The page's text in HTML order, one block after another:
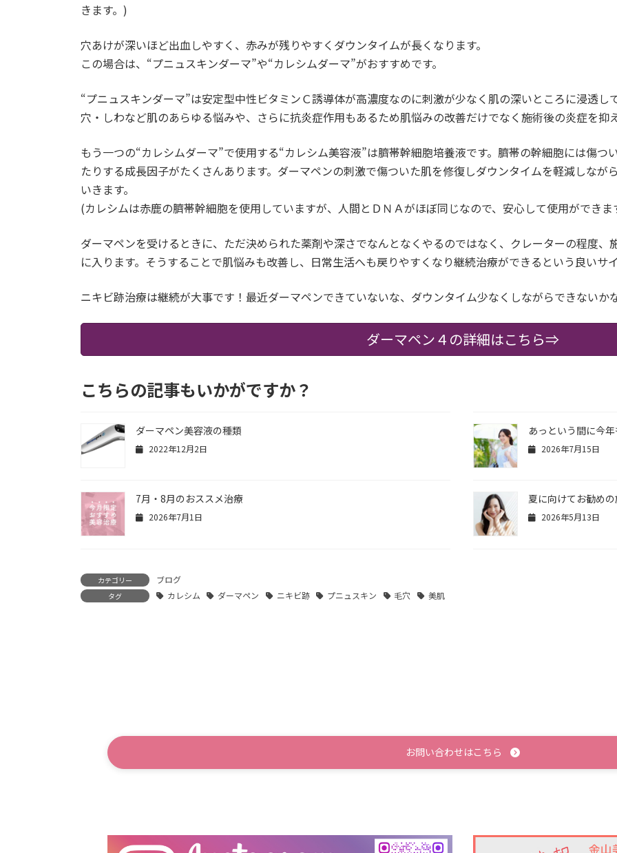
きます。)
穴あけが深いほど出血しやすく、赤みが残りやすくダウンタイムが長くなります。
この場合は、“プニュスキンダーマ”や“カレシムダーマ”がおすすめです。
“プニュスキンダーマ”は安定型中性ビタミンＣ誘導体が高濃度なのに刺激が少なく肌の深いところに浸透
穴・しわなど肌のあらゆる悩みや、さらに抗炎症作用もあるため肌悩みの改善だけでなく施術後の炎症を抑
もう一つの“カレシムダーマ”で使用する“カレシム美容液”は臍帯幹細胞培養液です。臍帯の幹細胞には傷つ
たりする成長因子がたくさんあります。ダーマペンの刺激で傷ついた肌を修復しダウンタイムを軽減しなが
いきます。
(カレシムは赤鹿の臍帯幹細胞を使用していますが、人間とＤＮＡがほぼ同じなので、安心して使用ができま
ダーマペンを受けるときに、ただ決められた薬剤や深さでなんとなくやるのではなく、クレーターの程度
に入ります。そうすることで肌悩みも改善し、日常生活へも戻りやすくなり継続治療ができるという良いサ
ニキビ跡治療は継続が大事です！最近ダーマペンできていないな、ダウンタイム少なくしながらできないか
ダーマペン４の詳細はこちら⇒
こちらの記事もいかがですか？
ダーマペン美容液の種類
2022年12月2日
あっという間に今
2026年7月15日
7月・8月のおススメ治療
2026年7月1日
夏に向けてお勧めの
2026年5月13日
カテゴリー ブログ
タグ カレシム ダーマペン ニキビ跡 プニュスキン 毛穴 美肌
お問い合わせはこちら